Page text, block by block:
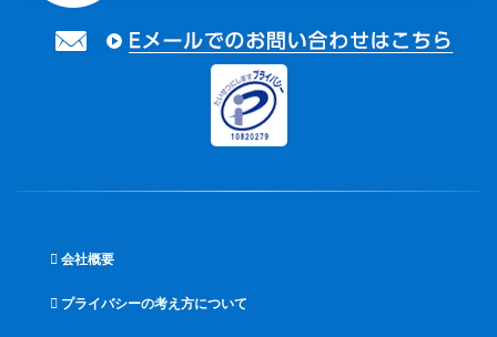
会社概要
プライバシーの考え方について